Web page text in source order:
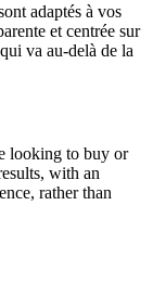
adaptés à vos
et centrée sur
va au-delà de la
looking to buy or
with an
rather than